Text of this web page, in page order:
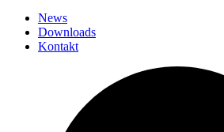
News
Downloads
Kontakt